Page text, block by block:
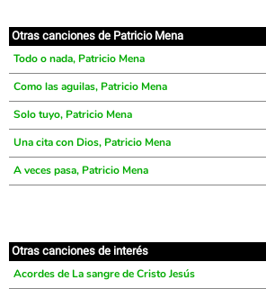
Otras canciones de Patricio Mena
Todo o nada, Patricio Mena
Como las aguilas, Patricio Mena
Solo tuyo, Patricio Mena
Una cita con Dios, Patricio Mena
A veces pasa, Patricio Mena
Otras canciones de interés
Acordes de La sangre de Cristo Jesús